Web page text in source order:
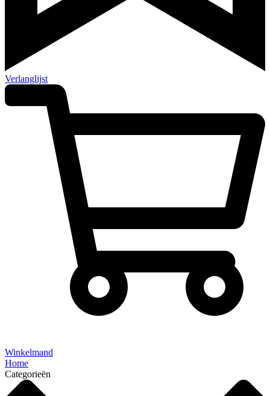
Verlanglijst
Winkelmand
Home
Categorieën